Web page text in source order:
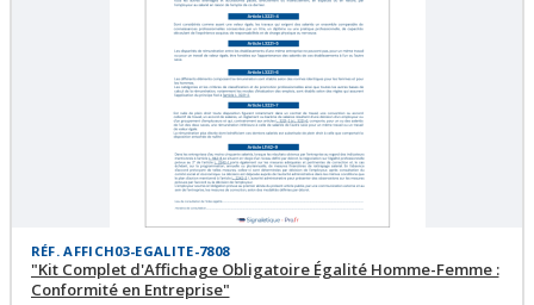
RÉF. AFFICH03-EGALITE-7808
"Kit Complet d'Affichage Obligatoire Égalité Homme-Femme :
Conformité en Entreprise"